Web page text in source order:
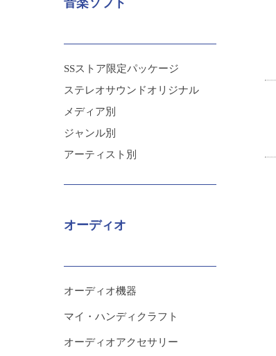
音楽ソフト
SSストア限定パッケージ
ステレオサウンドオリジナル
メディア別
ジャンル別
アーティスト別
オーディオ
オーディオ機器
マイ・ハンディクラフト
オーディオアクセサリー